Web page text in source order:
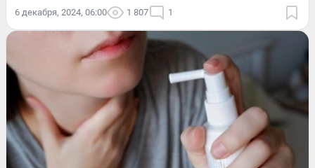
6 декабря, 2024, 06:00 1 807 1